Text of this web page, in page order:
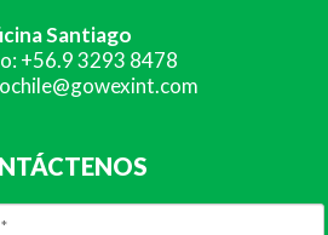
Santiago
+56.9 3293 8478